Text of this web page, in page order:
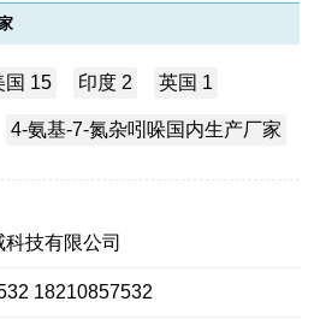
国 15 印度 2 英国 1
4-氨基-7-氮杂吲哚国内生产厂家
技有限公司
18210857532